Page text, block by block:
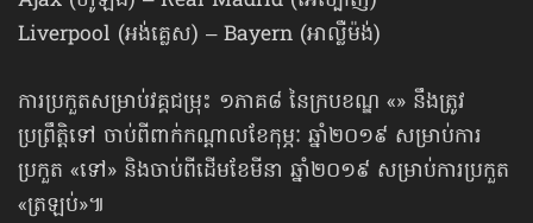
Liverpool (អង់គ្លេស) – Bayern (អាល្លឺម៉ង់)
ការប្រកួតសម្រាប់វគ្គជម្រុះ ១ភាគ៨ នៃក្របខណ្ឌ «» នឹងត្រូវ
ប្រព្រឹត្តិទៅ ចាប់ពីពាក់កណ្ដាលខែកុម្ភៈ ឆ្នាំ២០១៩ សម្រាប់ការ
ប្រកួត «ទៅ» និងចាប់ពីដើមខែមីនា ឆ្នាំ២០១៩ សម្រាប់ការប្រកួត
«ត្រឡប់»៕